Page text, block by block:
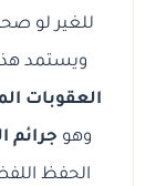
للغير لو
ويستمد
العقوبات
وهو جرائم
الحفظ